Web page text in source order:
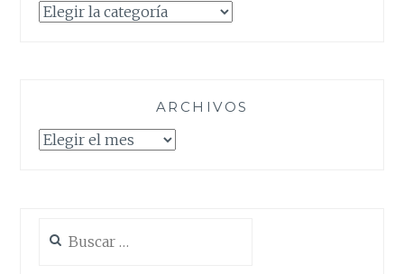
Categorías
ARCHIVOS
Archivos